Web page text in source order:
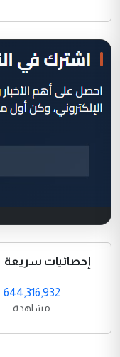
إحصائيات سريعة
644,316,932
مشاهدة